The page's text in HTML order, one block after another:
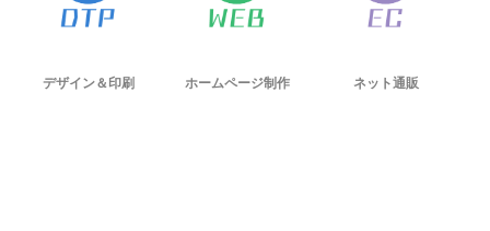
デザイン＆印刷 ホームページ制作 ネット通販